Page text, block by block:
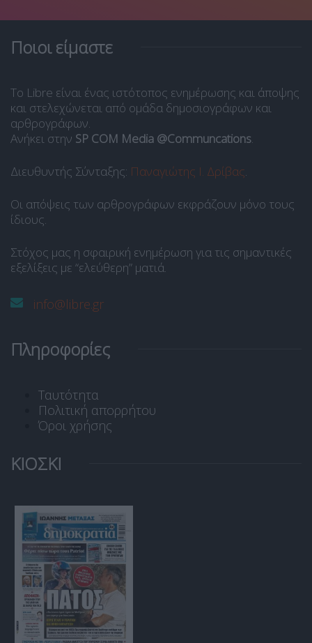
Ποιοι είμαστε
Το Libre είναι ένας ιστότοπος ενημέρωσης και άποψης
και στελεχώνεται από ομάδα δημοσιογράφων και
αρθρογράφων.
Ανήκει στην SP COM Media @Communcations.
Διευθυντής Σύνταξης: Παναγιώτης Ι. Δρίβας.
Οι απόψεις των αρθρογράφων εκφράζουν μόνο τους
ίδιους.
Στόχος μας η σφαιρική ενημέρωση για τις σημαντικές
εξελίξεις με “ελεύθερη” ματιά.
info@libre.gr
Πληροφορίες
Ταυτότητα
Πολιτική απορρήτου
Όροι χρήσης
ΚΙΟΣΚΙ